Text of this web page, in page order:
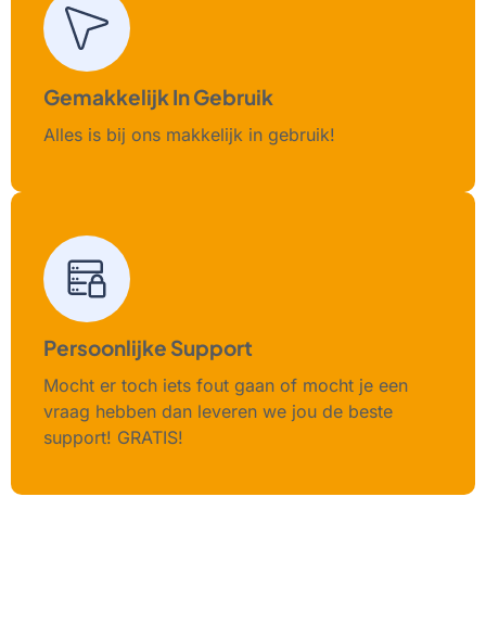
Gemakkelijk In Gebruik
Alles is bij ons makkelijk in gebruik!
Persoonlijke Support
Mocht er toch iets fout gaan of mocht je een
vraag hebben dan leveren we jou de beste
support! GRATIS!